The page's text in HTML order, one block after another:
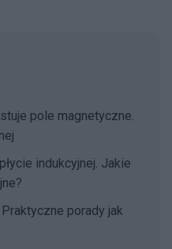
pole magnetyczne.
indukcyjnej. Jakie
porady jak